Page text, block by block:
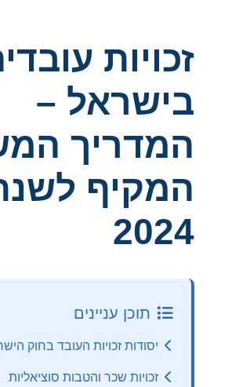
זכויות
בישראל –
המדריך
המקיף
2024
תוכן עניינים
יסודות זכויות העובד בחוק
זכויות שכר והטבות סוציאליות